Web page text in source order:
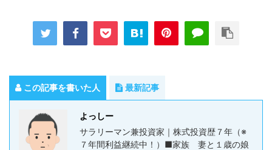
この記事を書いた人 最新記事
よっしー
サラリーマン兼投資家｜株式投資歴７年（※
７年間利益継続中！）■家族 妻と１歳の娘